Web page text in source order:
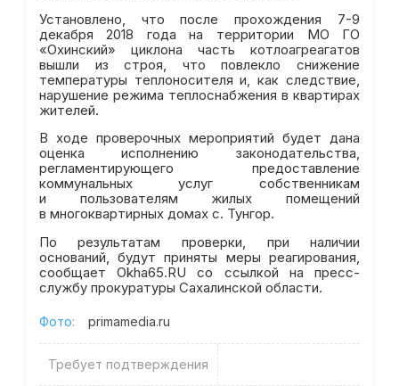
Установлено, что после прохождения 7-9
декабря 2018 года на территории МО ГО
«Охинский» циклона часть котлоагреагатов
вышли из строя, что повлекло снижение
температуры теплоносителя и, как следствие,
нарушение режима теплоснабжения в квартирах
жителей.
В ходе проверочных мероприятий будет дана
оценка исполнению законодательства,
регламентирующего предоставление
коммунальных услуг собственникам
и пользователям жилых помещений
в многоквартирных домах с. Тунгор.
По результатам проверки, при наличии
оснований, будут приняты меры реагирования,
сообщает Okha65.RU со ссылкой на пресс-
службу прокуратуры Сахалинской области.
Фото: primamedia.ru
Требует подтверждения